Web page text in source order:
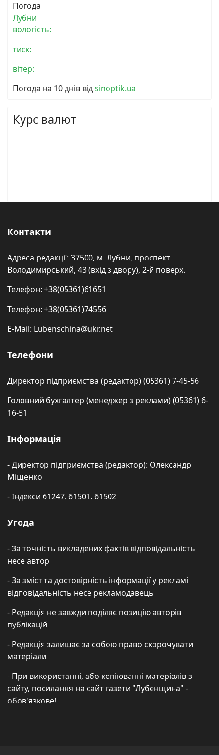
Погода
Лубни
вологість:
тиск:
вітер:
Погода на 10 днів відsinoptik.ua
Курс валют
Контакти
Адреса редакції: 37500, м. Лубни, проспект
Володимирський, 43 (вхід з двору), 2-й поверх.
Телефон: +38(05361)61651
Телефон: +38(05361)74556
E-Mail: Lubenschina@ukr.net
Телефони
Директор підприємства (редактор) (05361) 7-45-56
Головний бухгалтер (менеджер з реклами) (05361) 6-
16-51
Інформація
- Директор підприємства (редактор): Олександр
Міщенко
- Індекси 61247. 61501. 61502
Угода
- За точність викладених фактів відповідальність
несе автор
- За зміст та достовірність інформації у рекламі
відповідальність несе рекламодавець
- Редакція не завжди поділяє позицію авторів
публікацій
- Редакція залишає за собою право скорочувати
матеріали
- При використанні, або копіюванні матеріалів з
сайту, посилання на сайт газети "Лубенщина" -
обов'язкове!